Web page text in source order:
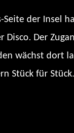
Seite der Insel
Der
wächst dort
Stück für